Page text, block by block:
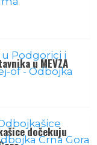
u MEVZA
dočekuju